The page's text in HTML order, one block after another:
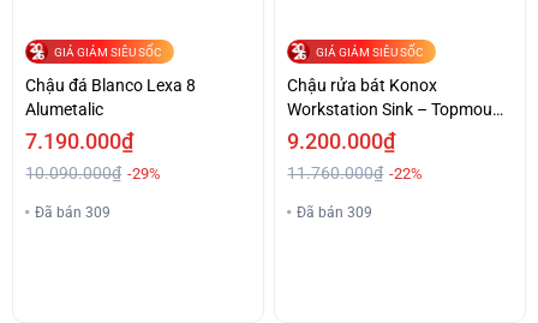
GIÁ GIẢM SIÊU SỐC
Chậu đá Blanco Lexa 8
Alumetalic
7.190.000₫
10.090.000₫ -29%
Đã bán 309
GIÁ GIẢM SIÊU SỐC
Chậu rửa bát Konox
Workstation Sink – Topmount
Sink KN11650TD – Bàn phải
9.200.000₫
11.760.000₫ -22%
Đã bán 309